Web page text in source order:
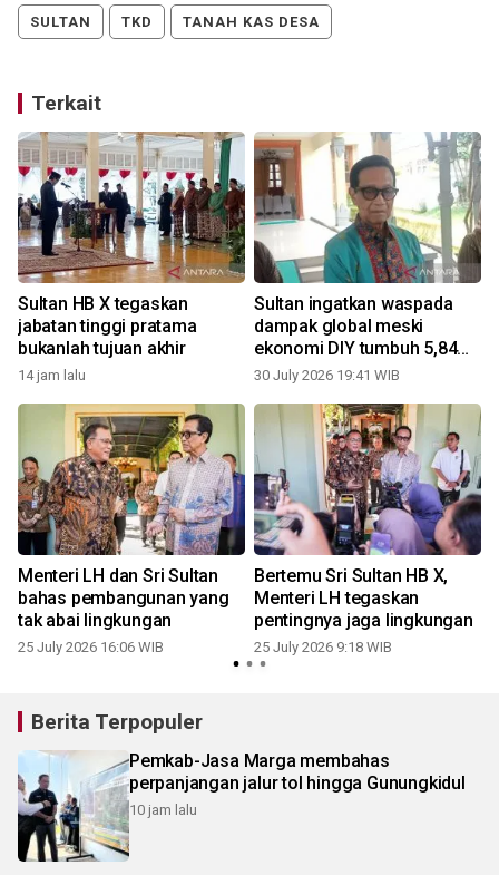
SULTAN TKD TANAH KAS DESA
Terkait
Sultan HB X tegaskan
jabatan tinggi pratama
bukanlah tujuan akhir
14 jam lalu
Sultan ingatkan waspada
dampak global meski
ekonomi DIY tumbuh 5,84
persen
30 July 2026 19:41 WIB
Menteri LH dan Sri Sultan
bahas pembangunan yang
tak abai lingkungan
25 July 2026 16:06 WIB
Bertemu Sri Sultan HB X,
Menteri LH tegaskan
pentingnya jaga lingkungan
25 July 2026 9:18 WIB
Berita Terpopuler
Pemkab-Jasa Marga membahas
perpanjangan jalur tol hingga Gunungkidul
10 jam lalu